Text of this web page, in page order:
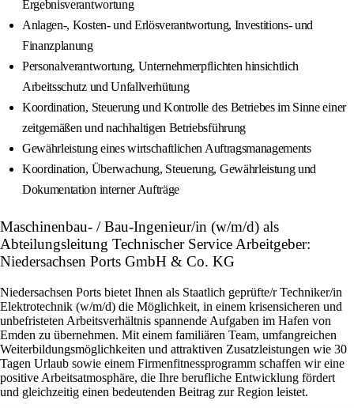
Ergebnisverantwortung
Anlagen-, Kosten- und Erlösverantwortung, Investitions- und
Finanzplanung
Personalverantwortung, Unternehmerpflichten hinsichtlich
Arbeitsschutz und Unfallverhütung
Koordination, Steuerung und Kontrolle des Betriebes im Sinne einer
zeitgemäßen und nachhaltigen Betriebsführung
Gewährleistung eines wirtschaftlichen Auftragsmanagements
Koordination, Überwachung, Steuerung, Gewährleistung und
Dokumentation interner Aufträge
Maschinenbau- / Bau-Ingenieur/in (w/m/d) als
Abteilungsleitung Technischer Service Arbeitgeber:
Niedersachsen Ports GmbH & Co. KG
Niedersachsen Ports bietet Ihnen als Staatlich geprüfte/r Techniker/in
Elektrotechnik (w/m/d) die Möglichkeit, in einem krisensicheren und
unbefristeten Arbeitsverhältnis spannende Aufgaben im Hafen von
Emden zu übernehmen. Mit einem familiären Team, umfangreichen
Weiterbildungsmöglichkeiten und attraktiven Zusatzleistungen wie 30
Tagen Urlaub sowie einem Firmenfitnessprogramm schaffen wir eine
positive Arbeitsatmosphäre, die Ihre berufliche Entwicklung fördert
und gleichzeitig einen bedeutenden Beitrag zur Region leistet.